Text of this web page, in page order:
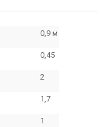
0,9 м
0,45
2
1,7
1